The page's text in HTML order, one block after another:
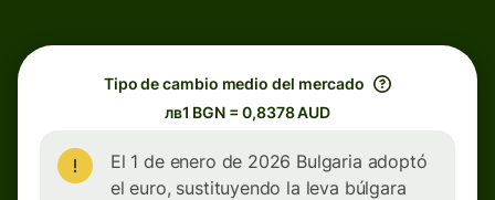
Tipo de cambio medio del mercado
лв1 BGN = 0,8378 AUD
El 1 de enero de 2026 Bulgaria adoptó
el euro, sustituyendo la leva búlgara